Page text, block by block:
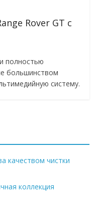
Rover GT с
полностью
большинством
систему.
качеством чистки
коллекция